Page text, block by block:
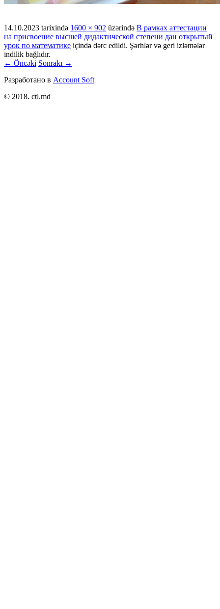
14.10.2023 tarixində 1600 × 902 üzərində В рамках аттестации
на присвоение высшей дидактической степени дан открытый
урок по математике içində dərc edildi. Şərhlər və geri izləmələr
indilik bağlıdır.
← Öncəki Sonrakı →
Разработано в Account Soft
© 2018. ctl.md